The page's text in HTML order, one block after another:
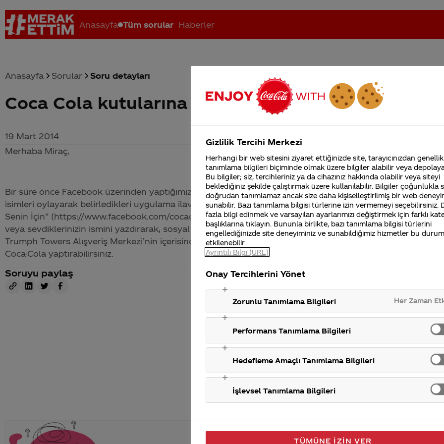
Anasayfa Tüm sorular Haberler
Coca-Cola nerenin malı? Coca cola İsrail malı mı Yani ... Coca-Cola'nın Filistin'de fabr... Coca-Cola’yı kim buldu?
Anasayfa Sorular Soru detayları
Coca Cola kutularına ismimizi nasıl yazdırabiliriz ?
19 Mart 2014
Merhaba Miraç,
Bir süre önce Facebook üzerinden yaptığımız ve katılımcılarınCoca-Colapaketleri üzerinde görmek
isimleri oylayarak belirledikleri uygulama ilave 100 isim seçildi. Ancak hala Facebook’ta bulunan “Bu
Senin İçin” (https://www.facebook.com/cocacola/app_362934927183880) uygulamamız üzerinden kendi
veya sevdiklerinizin ismini yazdırarak, sosyal medya üzerinden paylaşabilirsiniz. Ayrıca, İstanbul
Trumph Towers Alışveriş Merkezi’nin içerisinde bulunanCoca-Cola
Coca-Cola yaptırabilirsiniz.
Soruyu paylaş
Coca-Cola Şirketi
merak ettikleriniz.
Fabrikalarımız,
sertifikalarımız, faaliyet
gösterdiğimiz ülkeler,
tarihçemiz ve daha
Gizlilik Tercihi Merkezi
Herhangi bir web sitesini ziyaret ettiğinizde site, tarayıcınızdan
tanımlama bilgileri biçiminde olmak üzere bilgiler alabilir veya
Bu bilgiler; siz, tercihleriniz ya da cihazınız hakkında olabilir veya siteyi
beklediğiniz şekilde çalıştırmak üzere kullanılabilir. Bilgiler çoğunlukla
doğrudan tanımlamaz ancak size daha kişiselleştirilmiş bir web
sunabilir. Bazı tanımlama bilgisi türlerine izin vermemeyi seçebilirsiniz.
fazla bilgi edinmek ve varsayılan ayarlarımızı değiştirmek için farklı
başlıklarına tıklayın. Bununla birlikte, bazı tanımlama bilgisi türlerini
engellediğinizde site deneyiminiz ve sunabildiğimiz hizmetler bu
etkilenebilir.
Ayrıntılı Bilgi (URL)
Onay Tercihlerini Yönet
Zorunlu Tanımlama Bilgileri Her Zaman
Performans Tanımlama Bilgileri
Hedefleme Amaçlı Tanımlama Bilgileri
İşlevsel Tanımlama Bilgileri
TÜMÜNE İZIN VER